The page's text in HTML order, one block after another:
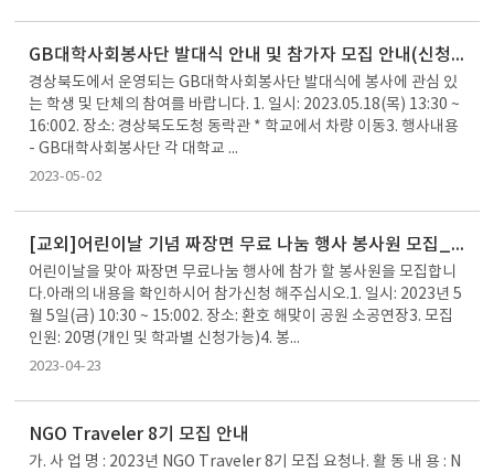
GB대학사회봉사단 발대식 안내 및 참가자 모집 안내(신청기간 연장)
경상북도에서 운영되는 GB대학사회봉사단 발대식에 봉사에 관심 있
는 학생 및 단체의 참여를 바랍니다. 1. 일시: 2023.05.18(목) 13:30 ~
16:002. 장소: 경상북도도청 동락관 * 학교에서 차량 이동3. 행사내용
- GB대학사회봉사단 각 대학교 ...
2023-05-02
[교외]어린이날 기념 짜장면 무료 나눔 행사 봉사원 모집_마감
어린이날을 맞아 짜장면 무료나눔 행사에 참가 할 봉사원을 모집합니
다.아래의 내용을 확인하시어 참가신청 해주십시오.1. 일시: 2023년 5
월 5일(금) 10:30 ~ 15:002. 장소: 환호 해맞이 공원 소공연장3. 모집
인원: 20명(개인 및 학과별 신청가능)4. 봉...
2023-04-23
NGO Traveler 8기 모집 안내
가. 사 업 명 : 2023년 NGO Traveler 8기 모집 요청나. 활 동 내 용 : N